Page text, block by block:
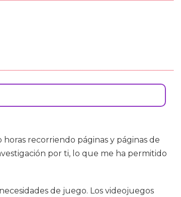
recorriendo páginas y páginas de
por ti, lo que me ha permitido
de juego. Los videojuegos